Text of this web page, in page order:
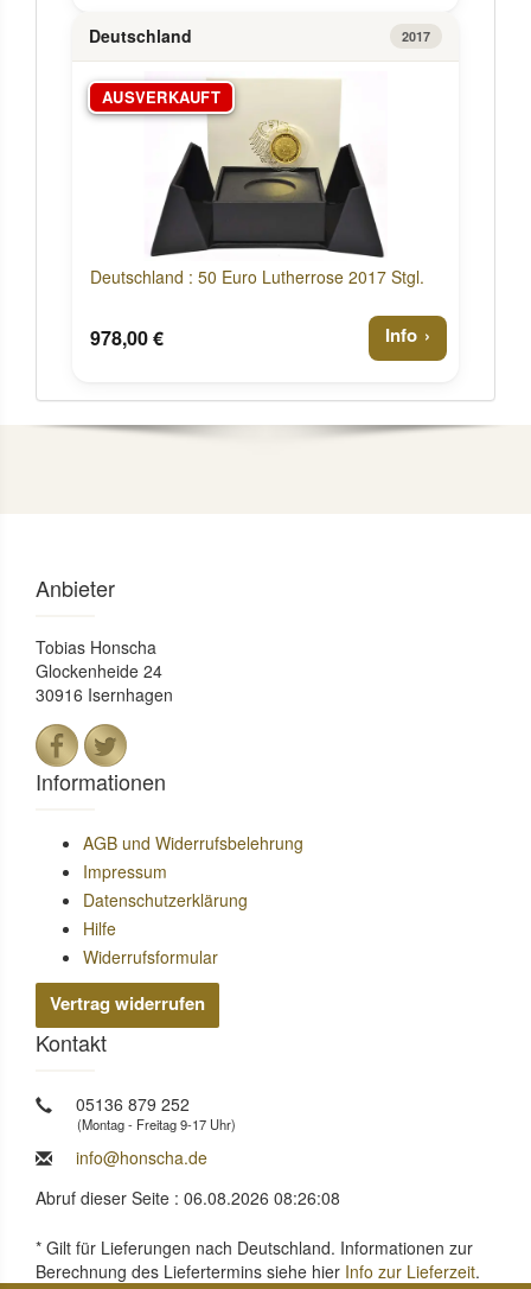
Deutschland 2017
AUSVERKAUFT
Deutschland : 50 Euro Lutherrose 2017 Stgl.
978,00 € Info
Anbieter
Tobias Honscha
Glockenheide 24
30916 Isernhagen
Informationen
AGB und Widerrufsbelehrung
Impressum
Datenschutzerklärung
Hilfe
Widerrufsformular
Vertrag widerrufen
Kontakt
05136 879 252
(Montag - Freitag 9-17 Uhr)
info@honscha.de
Abruf dieser Seite : 06.08.2026 08:26:08
* Gilt für Lieferungen nach Deutschland. Informationen zur
Berechnung des Liefertermins siehe hier Info zur Lieferzeit.